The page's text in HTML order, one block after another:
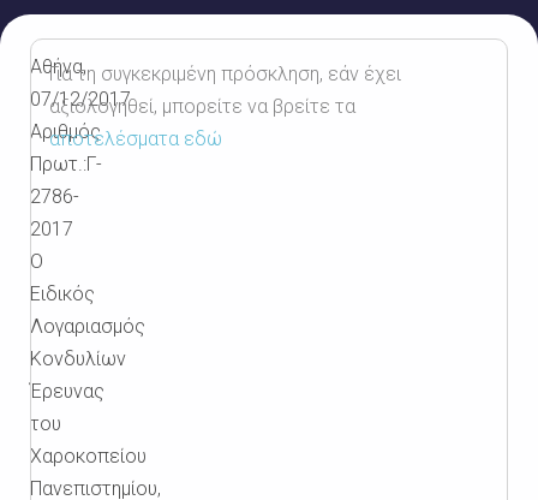
Αθήνα,
07/12/2017
Αριθμός
Πρωτ.:Γ-
2786-
2017
Ο
Ειδικός
Λογαριασμός
Κονδυλίων
Έρευνας
του
Χαροκοπείου
Πανεπιστημίου,
Για τη συγκεκριμένη πρόσκληση, εάν έχει
αξιολογηθεί, μπορείτε να βρείτε τα
αποτελέσματα εδώ